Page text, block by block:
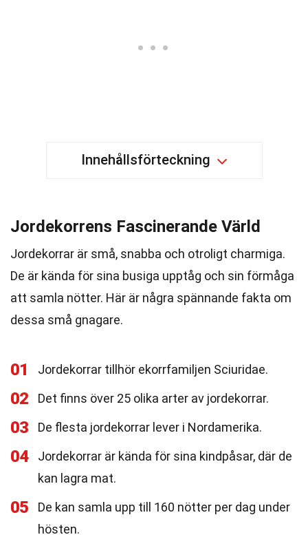
Innehållsförteckning
Jordekorrens Fascinerande Värld
Jordekorrar är små, snabba och otroligt charmiga.
De är kända för sina busiga upptåg och sin förmåga
att samla nötter. Här är några spännande fakta om
dessa små gnagare.
01 Jordekorrar tillhör ekorrfamiljen Sciuridae.
02 Det finns över 25 olika arter av jordekorrar.
03 De flesta jordekorrar lever i Nordamerika.
04
Jordekorrar är kända för sina kindpåsar, där de
kan lagra mat.
05
De kan samla upp till 160 nötter per dag under
hösten.